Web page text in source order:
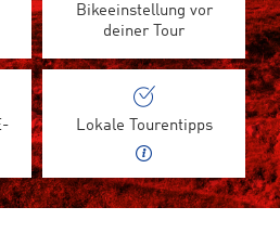
Bikeeinstellung vor
deiner Tour
Lokale Tourentipps